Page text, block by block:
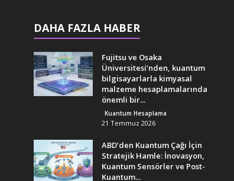
DAHA FAZLA HABER
Fujitsu ve Osaka
Üniversitesi’nden, kuantum
bilgisayarlarla kimyasal
malzeme hesaplamalarında
önemli bir...
Kuantum Hesaplama
21 Temmuz 2026
ABD’den Kuantum Çağı İçin
Stratejik Hamle: İnovasyon,
Kuantum Sensörler ve Post-
Kuantum...